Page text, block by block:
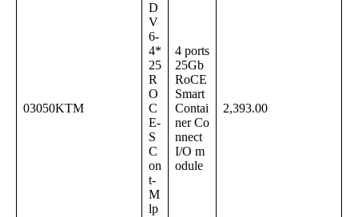
03050KTM
D
V
6-
4*
25
R
O
C
E-
S
C
on
t-
M
lp
4 ports
25Gb
RoCE
Smart
Contai
ner Co
nnect
I/O m
odule
2,393.00